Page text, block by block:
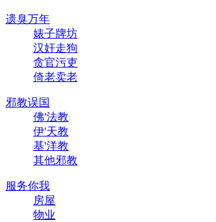
遗臭万年
婊子牌坊
汉奸走狗
贪官污吏
倚老卖老
邪教误国
佛'法教
伊'天教
基'洋教
其他邪教
服务你我
房屋
物业